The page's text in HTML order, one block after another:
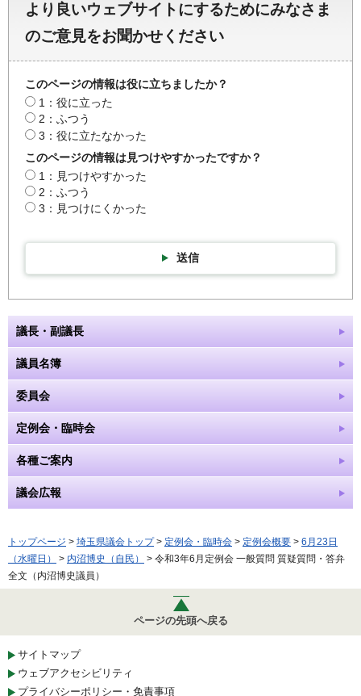
より良いウェブサイトにするためにみなさま
のご意見をお聞かせください
このページの情報は役に立ちましたか？
1：役に立った
2：ふつう
3：役に立たなかった
このページの情報は見つけやすかったですか？
1：見つけやすかった
2：ふつう
3：見つけにくかった
送信
議長・副議長
議員名簿
委員会
定例会・臨時会
各種ご案内
議会広報
トップページ > 埼玉県議会トップ> 定例会・臨時会 > 定例会概要 > 6月23日
（水曜日）
> 内沼博史（自民）
> 令和3年6月定例会 一般質問 質疑質問・答弁
全文（内沼博史議員）
ページの先頭へ戻る
サイトマップ
ウェブアクセシビリティ
プライバシーポリシー・免責事項